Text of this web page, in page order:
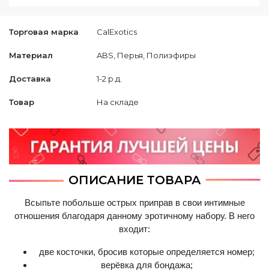
Торговая марка CalExotics
Материал ABS, Перья, Полиэфиры
Доставка 1-2 р.д.
Товар На складе
ОПИСАНИЕ ТОВАРА
Всыпьте побольше острых приправ в свои интимные
отношения благодаря данному эротичному набору. В него
входит:
две косточки, бросив которые определяется номер;
верёвка для бондажа;